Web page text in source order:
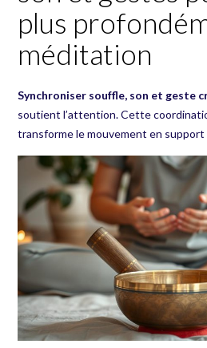
plus
méditation
Synchroniser souffle, son et geste
soutient l’attention. Cette
transforme le mouvement en support